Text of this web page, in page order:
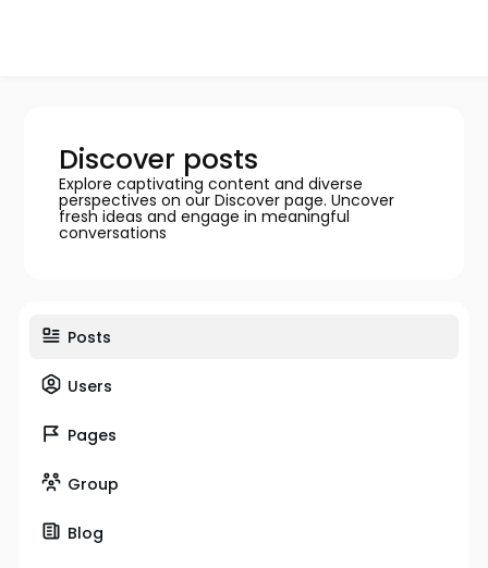
Discover posts
Explore captivating content and diverse
perspectives on our Discover page. Uncover
fresh ideas and engage in meaningful
conversations
Posts
Users
Pages
Group
Blog